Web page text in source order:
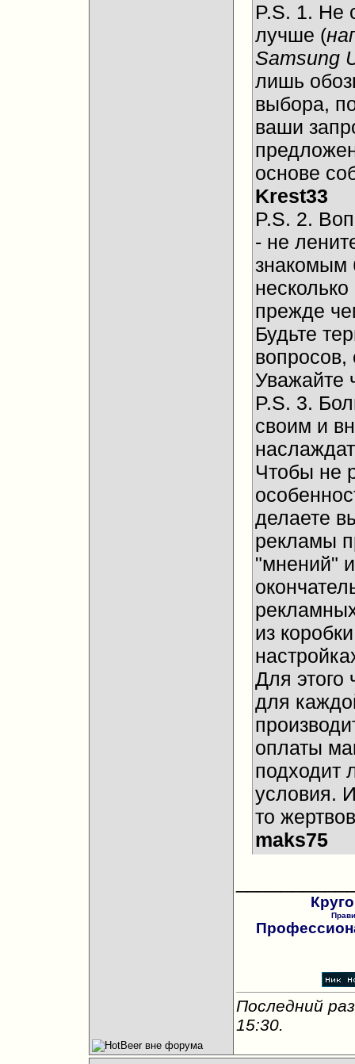
P.S. 1. Не
лучше (
Samsung
лишь
выбора,
ваши
основе
Krest33
P.S. 2.
- не
знакомым
прежде
Будьте
вопросов,
Уважайте
P.S. 3.
своим и
Чтобы не
делаете
рекламы
"мнений"
из
Для этого
для
оплаты
подходит
условия.
то
maks75
Последний
15:30.